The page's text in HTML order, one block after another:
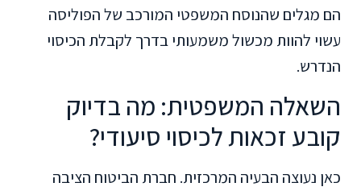
הם מגלים שהנוסח המשפטי המורכב של הפוליסה
עשוי להוות מכשול משמעותי בדרך לקבלת הכיסוי
הנדרש.
השאלה המשפטית: מה בדיוק
קובע זכאות לכיסוי סיעודי?
כאן נעוצה הבעיה המרכזית. חברת הביטוח הציבה